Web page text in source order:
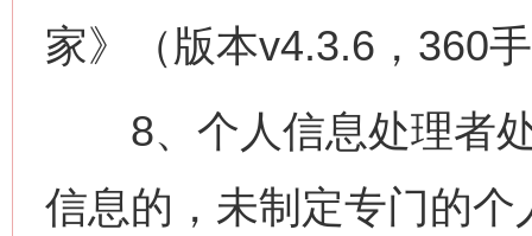
家》（版本v4.3.6，360
8、个人信息处理者处
信息的，未制定专门的